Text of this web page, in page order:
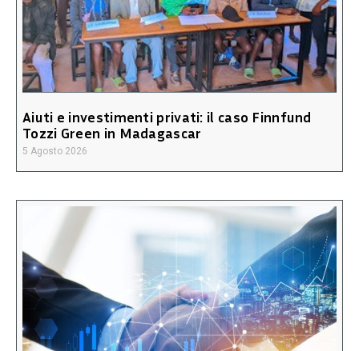
Aiuti e investimenti privati: il caso Finnfund
Tozzi Green in Madagascar
5 Agosto 2026